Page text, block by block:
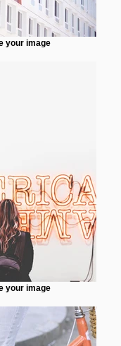
your image
your image